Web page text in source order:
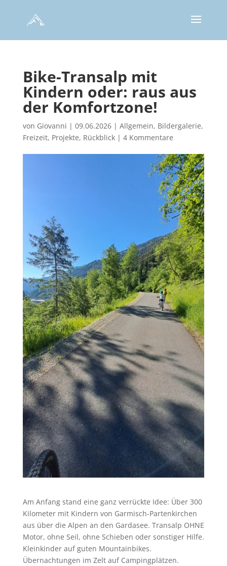
Bike-Transalp mit
Kindern oder: raus aus
der Komfortzone!
von Giovanni | 09.06.2026| Allgemein, Bildergalerie,
Freizeit, Projekte, Rückblick| 4 Kommentare
Am Anfang stand eine ganz verrückte Idee: Über 300
Kilometer mit Kindern von Garmisch-Partenkirchen
aus über die Alpen an den Gardasee. Transalp OHNE
Motor, ohne Seil, ohne Schieben oder sonstiger Hilfe.
Kleinkinder auf guten Mountainbikes.
Übernachtungen im Zelt auf Campingplätzen.